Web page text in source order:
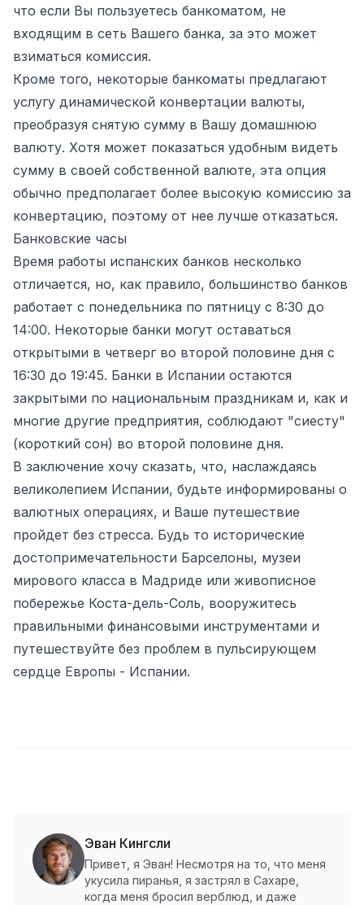
что если Вы пользуетесь банкоматом, не
входящим в сеть Вашего банка, за это может
взиматься комиссия.
Кроме того, некоторые банкоматы предлагают
услугу динамической конвертации валюты,
преобразуя снятую сумму в Вашу домашнюю
валюту. Хотя может показаться удобным видеть
сумму в своей собственной валюте, эта опция
обычно предполагает более высокую комиссию за
конвертацию, поэтому от нее лучше отказаться.
Банковские часы
Время работы испанских банков несколько
отличается, но, как правило, большинство банков
работает с понедельника по пятницу с 8:30 до
14:00. Некоторые банки могут оставаться
открытыми в четверг во второй половине дня с
16:30 до 19:45. Банки в Испании остаются
закрытыми по национальным праздникам и, как и
многие другие предприятия, соблюдают "сиесту"
(короткий сон) во второй половине дня.
В заключение хочу сказать, что, наслаждаясь
великолепием Испании, будьте информированы о
валютных операциях, и Ваше путешествие
пройдет без стресса. Будь то исторические
достопримечательности Барселоны, музеи
мирового класса в Мадриде или живописное
побережье Коста-дель-Соль, вооружитесь
правильными финансовыми инструментами и
путешествуйте без проблем в пульсирующем
сердце Европы - Испании.
Эван Кингсли
Привет, я Эван! Несмотря на то, что меня
укусила пиранья, я застрял в Сахаре,
когда меня бросил верблюд, и даже